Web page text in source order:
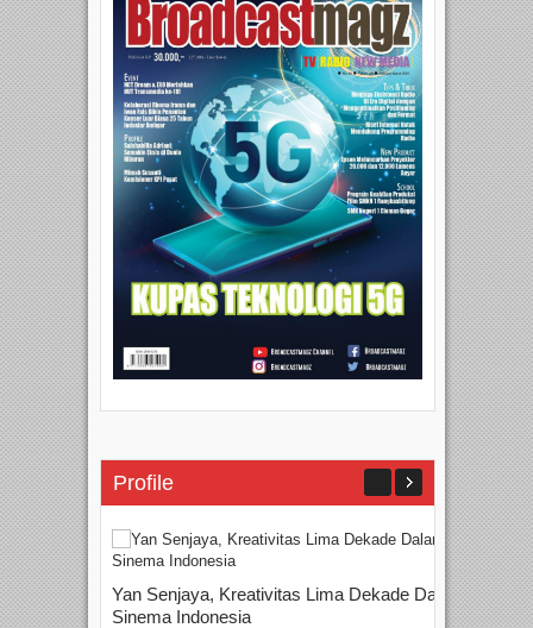
Profile
Yan Senjaya, Kreativitas Lima Dekade Dalam
Sinema Indonesia